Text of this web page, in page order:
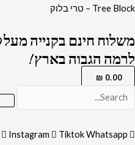
דילוג
Tree Block – טרי בלוק
לרמה הגבוה בארץ !
0.00
₪
Instagram TiktokWhatsapp
כמות
2323
-
ברכת
על